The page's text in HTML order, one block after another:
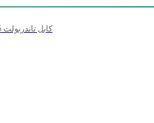
کابل تاندربولت 5 یوگرین L703 45996 16K@60HZ 240W 120Gbps